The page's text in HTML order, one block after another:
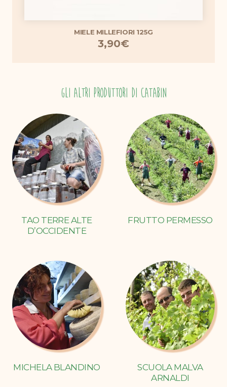
MIELE MILLEFIORI 125G
3,90€
GLI ALTRI PRODUTTORI DI CATABIN
TAO TERRE ALTE
D’OCCIDENTE
FRUTTO PERMESSO
MICHELA BLANDINO
SCUOLA MALVA
ARNALDI